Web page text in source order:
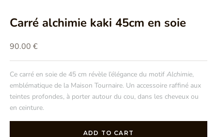
Carré alchimie kaki 45cm en soie
Prix de vente
90.00 €
Ce carré en soie de 45 cm révèle l’élégance du motif Alchimie,
emblématique de la Maison Tournaire. Un accessoire raffiné aux
teintes profondes, à porter autour du cou, dans les cheveux ou
en ceinture.
ADD TO CART